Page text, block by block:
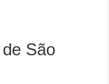
São